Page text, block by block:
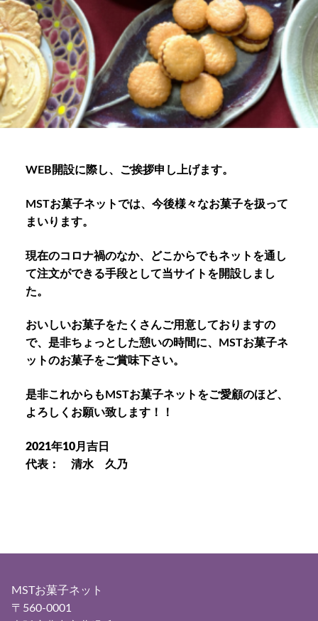
WEB開設に際し、ご挨拶申し上げます。
MSTお菓子ネットでは、今後様々なお菓子を扱って
まいります。
現在のコロナ禍のなか、どこからでもネットを通し
て注文ができる手段として当サイトを開設しまし
た。
おいしいお菓子をたくさんご用意しておりますの
で、是非ちょっとした憩いの時間に、MSTお菓子ネ
ットのお菓子をご賞味下さい。
是非これからもMSTお菓子ネットをご愛顧のほど、
よろしくお願い致します！！
2021年10月吉日
代表： 清水 久乃
MSTお菓子ネット
〒560-0001